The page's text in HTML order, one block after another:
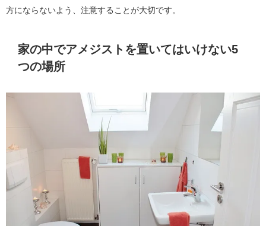
方にならないよう、注意することが大切です。
家の中でアメジストを置いてはいけない5
つの場所